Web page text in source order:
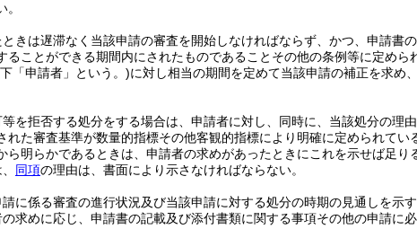
きは遅滞なく当該申請の審査を開始しなければならず、かつ、申請書
ることができる期間内にされたものであることその他の条例等に定め
「申請者」という。)に対し相当の期間を定めて当該申請の補正を求め
を拒否する処分をする場合は、申請者に対し、同時に、当該処分の理由
た審査基準が数量的指標その他客観的指標により明確に定められてい
明らかであるときは、申請者の求めがあったときにこれを示せば足り
同項の理由は、書面により示さなければならない。
に係る審査の進行状況及び当該申請に対する処分の時期の見通しを示
求めに応じ、申請書の記載及び添付書類に関する事項その他の申請に